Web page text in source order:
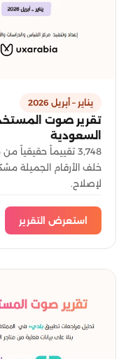
يناير – أبريل 2026
تقرير صوت
السعودية
3,748 تقييماً
خلف الأرقام الجميلة
لإصلاح.
استعرض التقرير